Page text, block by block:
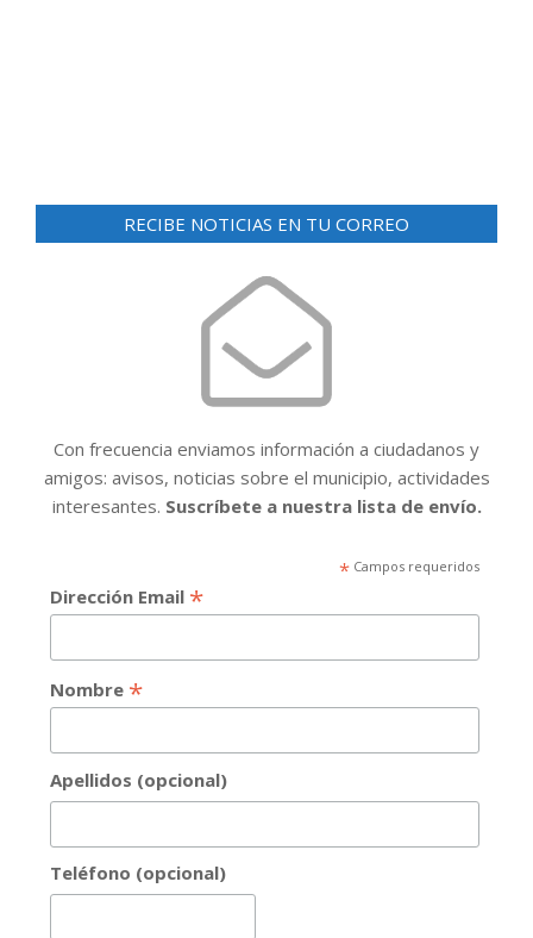
t
o
RECIBE NOTICIAS EN TU CORREO
Con frecuencia enviamos información a ciudadanos y
amigos: avisos, noticias sobre el municipio, actividades
interesantes. Suscríbete a nuestra lista de envío.
*Campos requeridos
Dirección Email *
Nombre *
Apellidos (opcional)
Teléfono (opcional)